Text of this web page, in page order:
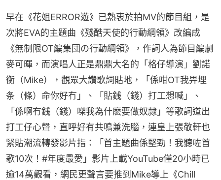
早在《花姐ERROR遊》已熱衷於拍MV的節目組，是
次將EVA的主題曲《殘酷天使的行動綱領》改編成
《無制限OT編集団の行動綱領》，作詞人為節目編劇
麥可暉，而演唱人正是鼎鼎大名的「格仔導演」劉諾
衡（Mike），觀眾大讚歌詞貼地，「係咁OT我畀埋
条（條）命你好冇」、「貼銭（錢）打工想喊」、
「係啊冇銭（錢）㗎我為什麽要做奴隷」等歌詞道出
打工仔心聲，直呼好有共鳴兼洗腦，連皇上張敬軒也
緊貼潮流轉發影片指：「首主題曲係堅勁！我聽咗首
歌10次！#年度最愛」影片上載YouTube僅20小時已
逾14萬觀看，網民更聲言要推到Mike導上《Chill